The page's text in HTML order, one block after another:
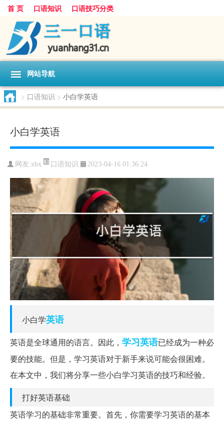
首 页 口语知识 口语技巧分类
网站导航
> 口语知识 > 小白学英语
小白学英语
网友:xbx 口语知识 2023-04-16 01:36:24
小白学英语
英语是全球通用的语言。因此， 学习英语已经成为一种必
要的技能。但是，学习英语对于新手来说可能会很困难。
在本文中，我们将分享一些小白学习英语的技巧和经验。
打好英语基础
英语学习的基础非常重要。首先，你需要学习英语的基本